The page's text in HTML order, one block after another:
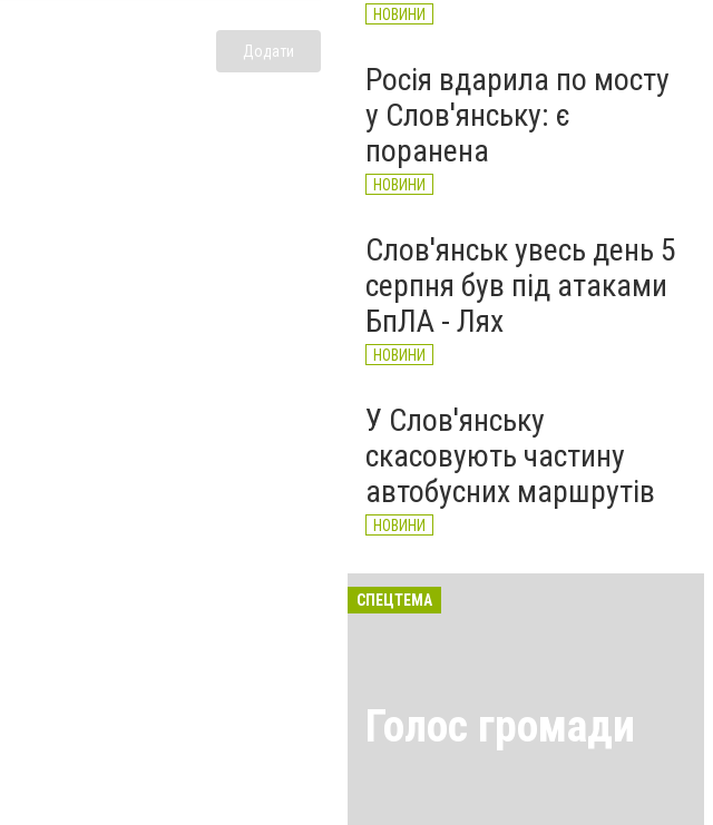
Додати
НОВИНИ
Росія вдарила по мосту
у Слов'янську: є
поранена
НОВИНИ
Слов'янськ увесь день 5
серпня був під атаками
БпЛА - Лях
НОВИНИ
У Слов'янську
скасовують частину
автобусних маршрутів
НОВИНИ
СПЕЦТЕМА
Голос громади